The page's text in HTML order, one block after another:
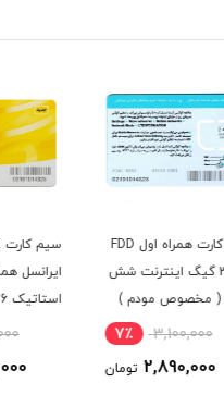
سیم کارت TD-LTE
ایرانسل همراه با آی پی
استاتیک 6 ماهه
5,160,000
4,776,000